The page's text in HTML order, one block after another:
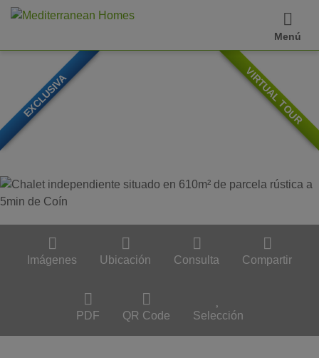
Menú
Imágenes Ubicación Consulta Compartir
PDF QR Code Selección
EXCLUSIVA VIRTUAL TOUR